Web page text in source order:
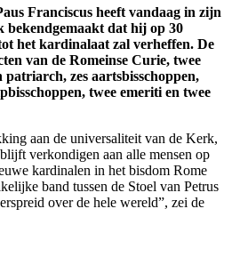
Franciscus heeft vandaag in zijn
bekendgemaakt dat hij op 30
het kardinalaat zal verheffen. De
van de Romeinse Curie, twee
patriarch, zes aartsbisschoppen,
twee emeriti en twee
aan de universaliteit van de Kerk,
verkondigen aan alle mensen op
kardinalen in het bisdom Rome
band tussen de Stoel van Petrus
over de hele wereld”, zei de